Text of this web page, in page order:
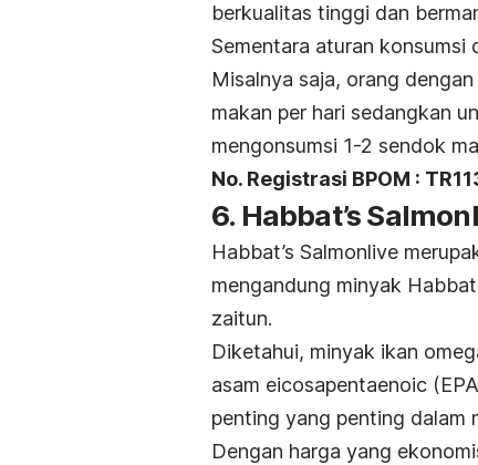
berkualitas tinggi dan
Sementara aturan konsumsi
Misalnya saja, orang
makan per hari sedangkan
mengonsumsi 1-2 sendok
No. Registrasi BPOM :
6. Habbat’s
Habbat’s Salmonlive
mengandung minyak
zaitun.
Diketahui, minyak ikan
asam eicosapentaenoic
penting yang penting dalam
Dengan harga yang